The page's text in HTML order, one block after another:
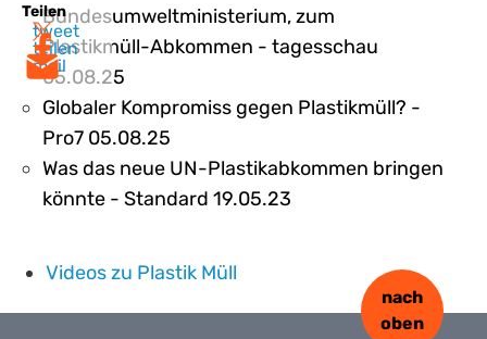
Teilen
tweet
teilen
mail
Bundesumweltministerium, zum
Plastikmüll-Abkommen - tagesschau
05.08.25
Globaler Kompromiss gegen Plastikmüll? -
Pro7 05.08.25
Was das neue UN-Plastikabkommen bringen
könnte - Standard 19.05.23
Videos zu Plastik Müll
nach
oben